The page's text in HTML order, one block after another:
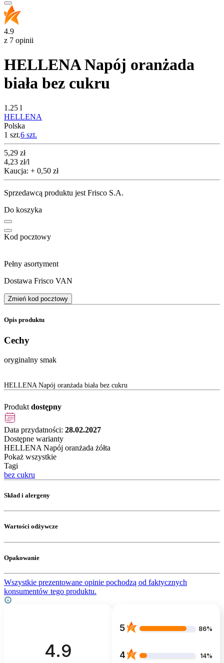
4.9
z 7 opinii
HELLENA Napój oranżada
biała bez cukru
1.25 l
HELLENA
Polska
1 szt.6 szt.
Cena
5,29 zł
4,23 zł/l
Kaucja: + 0,50 zł
Sprzedawcą produktu jest Frisco S.A.
Do koszyka
Kod pocztowy
Pełny asortyment
Dostawa Frisco VAN
Zmień kod pocztowy
Opis produktu
Cechy
oryginalny smak
HELLENA Napój oranżada biała bez cukru
Produkt dostępny
Data przydatności: 28.02.2027
Dostępne warianty
HELLENA Napój oranżada żółta
Pokaż wszystkie
Tagi
bez cukru
Skład i alergeny
Wartości odżywcze
Opakowanie
Wszystkie prezentowane opinie pochodzą od faktycznych
konsumentów tego produktu.
4.9
5 86%
4 14%